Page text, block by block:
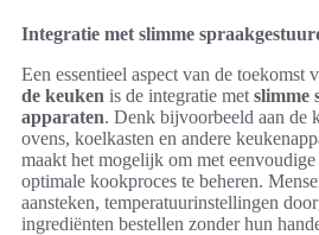
Integratie met slimme
Een essentieel aspect van de toekomst
de keuken is de integratie met slimme
apparaten. Denk bijvoorbeeld aan de
ovens, koelkasten en andere
maakt het mogelijk om met
optimale kookproces te beheren.
aansteken, temperatuurinstellingen
ingrediënten bestellen zonder hun